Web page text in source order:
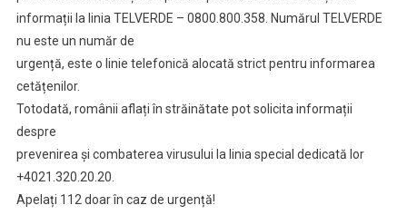
informații la linia TELVERDE – 0800.800.358. Numărul TELVERDE
nu este un număr de
urgență, este o linie telefonică alocată strict pentru informarea
cetățenilor.
Totodată, românii aflați în străinătate pot solicita informații
despre
prevenirea și combaterea virusului la linia special dedicată lor
+4021.320.20.20.
Apelați 112 doar în caz de urgență!